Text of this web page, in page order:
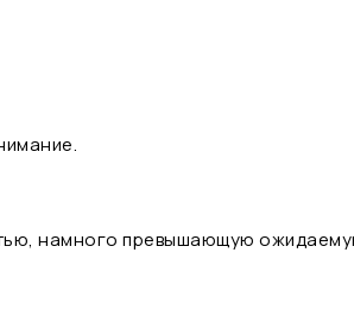
намного превышающую